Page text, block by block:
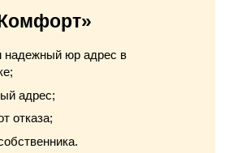
надежный юр адрес в
адрес;
отказа;